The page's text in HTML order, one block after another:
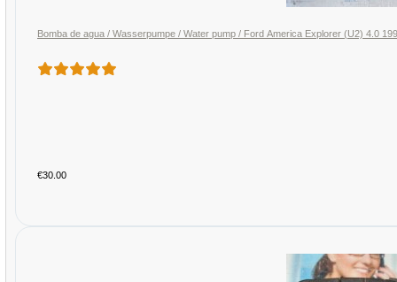
Bomba de agua / Wasserpumpe / Water pump / Ford America Explorer (U2) 4.0
€30.00